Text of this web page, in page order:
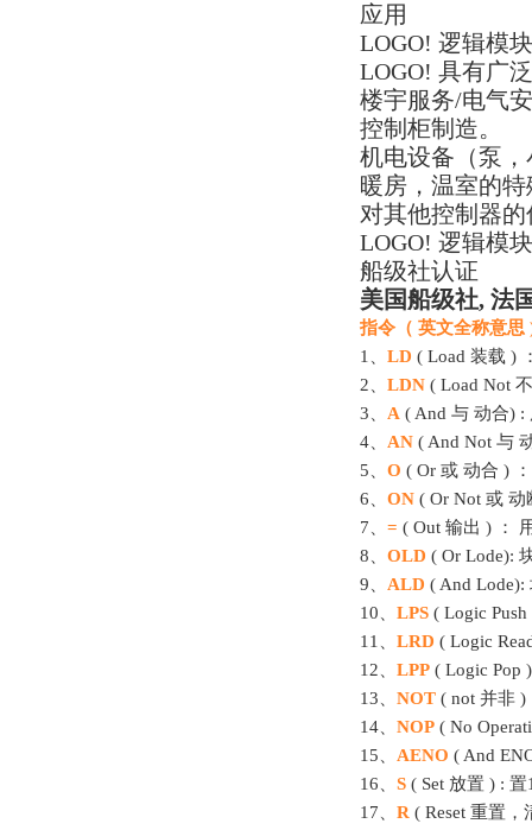
应用
LOGO! 逻辑模
LOGO! 具有广
楼宇服务/电气
控制柜制造。
机电设备（泵
暖房，温室的
对其他控制器
LOGO! 逻辑模
船级社认证
美国船级社, 法
指令（ 英文全称意思
1、 LD ( Load 装载 )
2、 LDN ( Load Not
3、 A ( And 与 动合) :
4、 AN ( And Not 与
5、 O ( Or 或 动合 )
6、 ON ( Or Not 或
7、 = ( Out 输出 ) ：
8、 OLD ( Or Lode):
9、 ALD ( And Lode):
10、 LPS ( Logic
11、 LRD ( Logic
12、 LPP ( Logic Pop
13、 NOT ( not 并非 )
14、 NOP ( No
15、 AENO ( And
16、 S ( Set 放置 ) : 置
17、 R ( Reset 重置，